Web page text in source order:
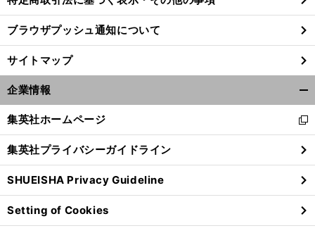
ブラウザプッシュ通知について
サイトマップ
企業情報
閉
る
集英社ホームページ
新
し
い
ウ
ィ
ン
ド
ウ
集英社プライバシーガイドライン
SHUEISHA Privacy Guideline
Setting of Cookies